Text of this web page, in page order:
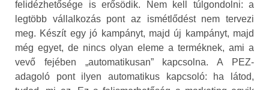
felidézhetősége is erősödik. Nem kell túlgondolni: a
legtöbb vállalkozás pont az ismétlődést nem tervezi
meg. Készít egy jó kampányt, majd új kampányt, majd
még egyet, de nincs olyan eleme a terméknek, ami a
vevő fejében „automatikusan” kapcsolna. A PEZ-
adagoló pont ilyen automatikus kapcsoló: ha látod,